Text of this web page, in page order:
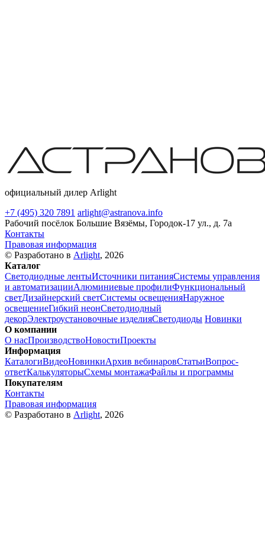
официальный дилер Arlight
+7 (495) 320 7891 arlight@astranova.info
Рабочий посёлок Большие Вязёмы, Городок-17 ул., д. 7а
Контакты
Правовая информация
© Разработано в Arlight, 2026
Каталог
Светодиодные лентыИсточники питанияСистемы управления
и автоматизацииАлюминиевые профилиФункциональный
светДизайнерский светСистемы освещенияНаружное
освещениеГибкий неонСветодиодный
декорЭлектроустановочные изделияСветодиоды Новинки
О компании
О насПроизводствоНовостиПроекты
Информация
КаталогиВидеоНовинкиАрхив вебинаровСтатьиВопрос-
ответКалькуляторыСхемы монтажаФайлы и программы
Покупателям
Контакты
Правовая информация
© Разработано в Arlight, 2026